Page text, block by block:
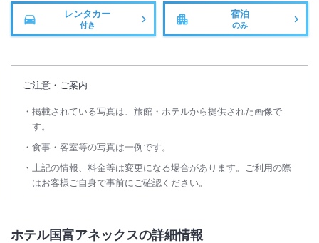
レンタカー
付き
宿泊
のみ
ご注意・ご案内
掲載されている写真は、旅館・ホテルから提供された画像で
す。
食事・客室等の写真は一例です。
上記の情報、料金等は変更になる場合があります。ご利用の際
はお客様ご自身で事前にご確認ください。
ホテル国富アネックスの詳細情報